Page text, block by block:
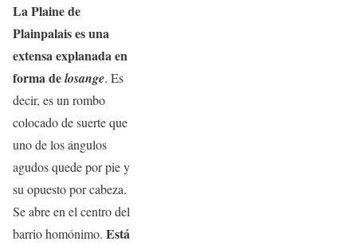
La Plaine de
Plainpalais es una
extensa explanada en
forma delosange. Es
decir, es un rombo
colocado de suerte que
uno de los ángulos
agudos quede por pie y
su opuesto por cabeza.
Se abre en el centro del
barrio homónimo. Está